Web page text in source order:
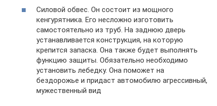
Силовой обвес. Он состоит из мощного
кенгурятника. Его несложно изготовить
самостоятельно из труб. На заднюю дверь
устанавливается конструкция, на которую
крепится запаска. Она также будет выполнять
функцию защиты. Обязательно необходимо
установить лебедку. Она поможет на
бездорожье и придаст автомобилю агрессивный,
мужественный вид